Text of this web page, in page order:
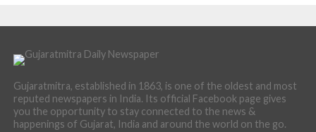
Gujaratmitra, established in 1863, is one of the oldest and most
reputed newspapers in India. Its official Facebook page gives
you the opportunity to stay connected to the news &
happenings of Gujarat, India and around the world on the go.